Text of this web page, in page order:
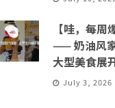
【哇，每周
—— 奶油风
大型美食展
July 3, 2026